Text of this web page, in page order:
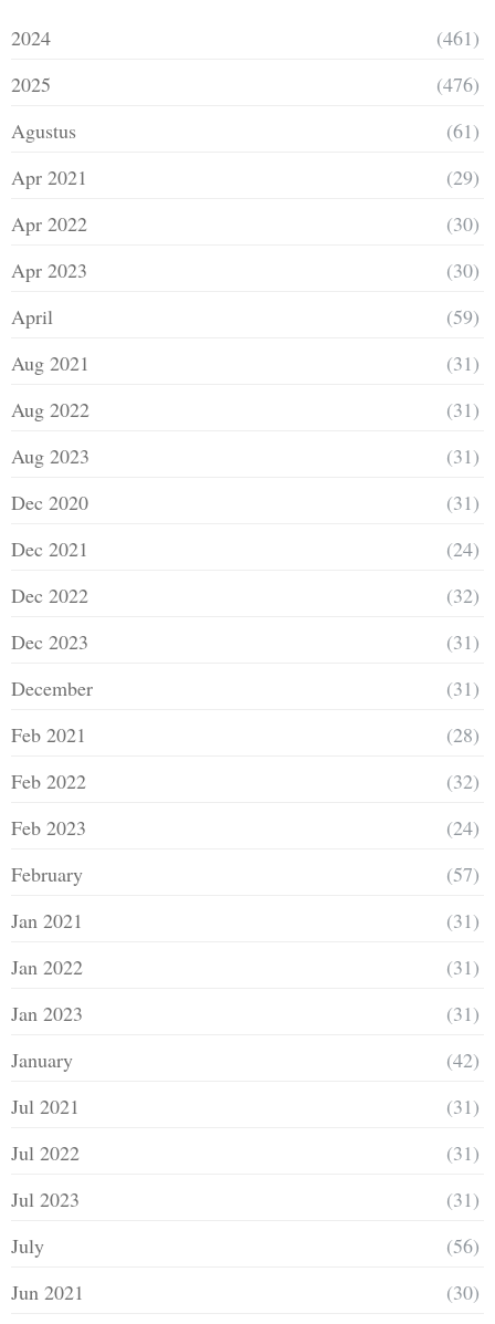
2024
(461)
2025
(476)
Agustus
(61)
Apr 2021
(29)
Apr 2022
(30)
Apr 2023
(30)
April
(59)
Aug 2021
(31)
Aug 2022
(31)
Aug 2023
(31)
Dec 2020
(31)
Dec 2021
(24)
Dec 2022
(32)
Dec 2023
(31)
December
(31)
Feb 2021
(28)
Feb 2022
(32)
Feb 2023
(24)
February
(57)
Jan 2021
(31)
Jan 2022
(31)
Jan 2023
(31)
January
(42)
Jul 2021
(31)
Jul 2022
(31)
Jul 2023
(31)
July
(56)
Jun 2021
(30)